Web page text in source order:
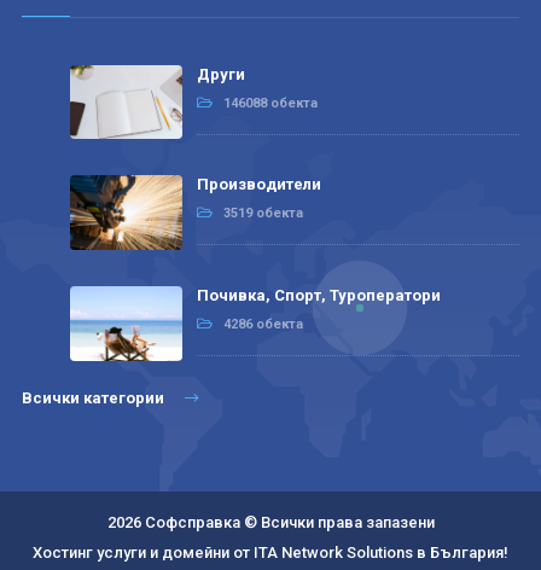
Други
146088 обекта
Производители
3519 обекта
Почивка, Спорт, Туроператори
4286 обекта
Всички категории
2026 Софсправка © Всички права запазени
Хостинг услуги и домейни от ITA Network Solutions в България!